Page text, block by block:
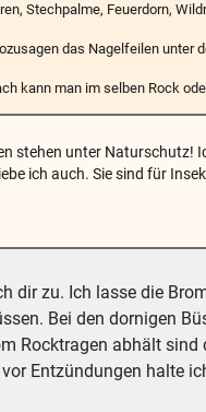
Stechpalme, Feuerdorn,
das Nagelfeilen unter
kann man im selben Rock
stehen unter Naturschutz!
ich auch. Sie sind für
dir zu. Ich lasse die
Bei den dornigen
Rocktragen abhält sind
Entzündungen halte